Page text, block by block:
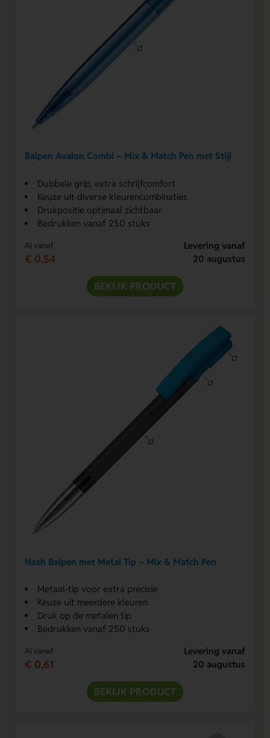
Balpen Avalon Combi – Mix & Match Pen met Stijl
Dubbele grip, extra schrijfcomfort
Keuze uit diverse kleurencombinaties
Drukpositie optimaal zichtbaar
Bedrukken vanaf 250 stuks
Al vanaf
€ 0,54
Levering vanaf
20 augustus
BEKIJK PRODUCT
Nash Balpen met Metal Tip – Mix & Match Pen
Metaal-tip voor extra precisie
Keuze uit meerdere kleuren
Druk op de metalen tip
Bedrukken vanaf 250 stuks
Al vanaf
€ 0,61
Levering vanaf
20 augustus
BEKIJK PRODUCT